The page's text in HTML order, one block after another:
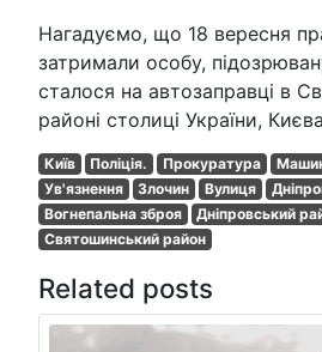
Нагадуємо, що 18 вересня
затримали особу,
сталося на автозаправці в
районі столиці України,
Київ Поліція. Прокуратура
Ув'язнення
Злочин Вулиця
Вогнепальна зброя
Дніпровський
Святошинський район
Related posts